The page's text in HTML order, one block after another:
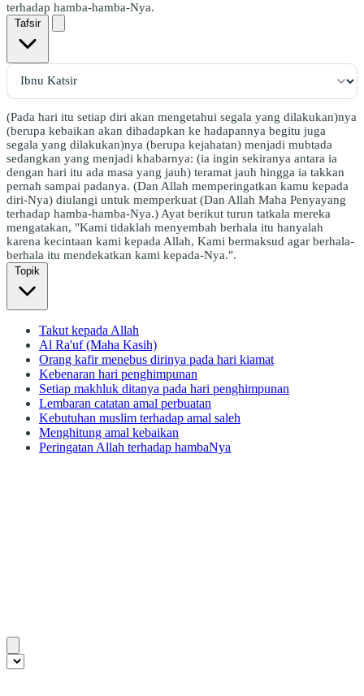
terhadap hamba-hamba-Nya.
Tafsir
(Pada hari itu setiap diri akan mengetahui segala yang dilakukan)nya
(berupa kebaikan akan dihadapkan ke hadapannya begitu juga
segala yang dilakukan)nya (berupa kejahatan) menjadi mubtada
sedangkan yang menjadi khabarnya: (ia ingin sekiranya antara ia
dengan hari itu ada masa yang jauh) teramat jauh hingga ia takkan
pernah sampai padanya. (Dan Allah memperingatkan kamu kepada
diri-Nya) diulangi untuk memperkuat (Dan Allah Maha Penyayang
terhadap hamba-hamba-Nya.) Ayat berikut turun tatkala mereka
mengatakan, "Kami tidaklah menyembah berhala itu hanyalah
karena kecintaan kami kepada Allah, Kami bermaksud agar berhala-
berhala itu mendekatkan kami kepada-Nya.".
Topik
Takut kepada Allah
Al Ra'uf (Maha Kasih)
Orang kafir menebus dirinya pada hari kiamat
Kebenaran hari penghimpunan
Setiap makhluk ditanya pada hari penghimpunan
Lembaran catatan amal perbuatan
Kebutuhan muslim terhadap amal saleh
Menghitung amal kebaikan
Peringatan Allah terhadap hambaNya